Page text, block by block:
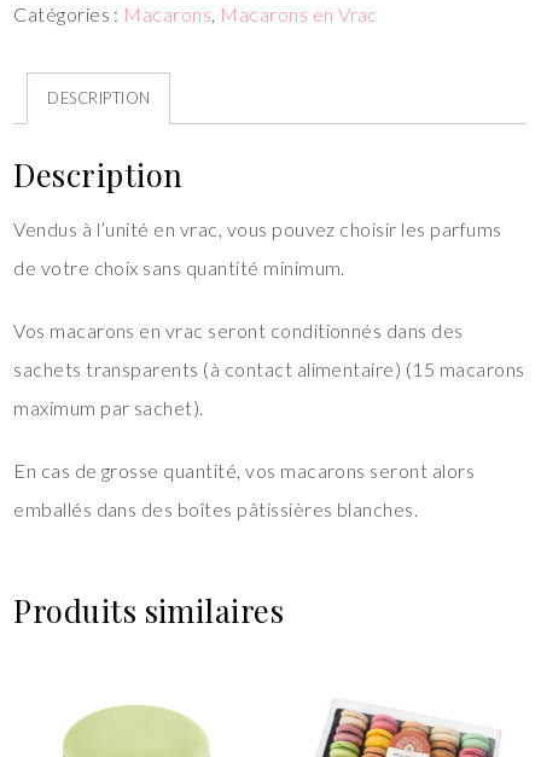
Catégories : Macarons, Macarons en Vrac
DESCRIPTION
Description
Vendus à l’unité en vrac, vous pouvez choisir les parfums
de votre choix sans quantité minimum.
Vos macarons en vrac seront conditionnés dans des
sachets transparents (à contact alimentaire) (15 macarons
maximum par sachet).
En cas de grosse quantité, vos macarons seront alors
emballés dans des boîtes pâtissières blanches.
Produits similaires